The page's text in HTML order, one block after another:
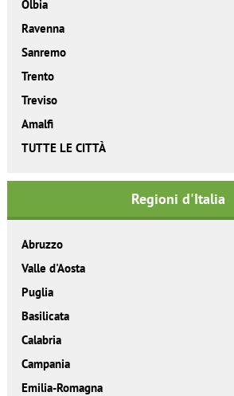
Olbia
Ravenna
Sanremo
Trento
Treviso
Amalfi
TUTTE LE CITTÀ
Regioni d'Italia
Abruzzo
Valle d'Aosta
Puglia
Basilicata
Calabria
Campania
Emilia-Romagna